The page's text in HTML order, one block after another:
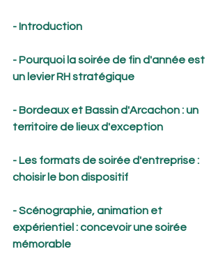
- Introduction
- Pourquoi la soirée de fin d'année est
un levier RH stratégique
- Bordeaux et Bassin d'Arcachon : un
territoire de lieux d'exception
- Les formats de soirée d'entreprise :
choisir le bon dispositif
- Scénographie, animation et
expérientiel : concevoir une soirée
mémorable